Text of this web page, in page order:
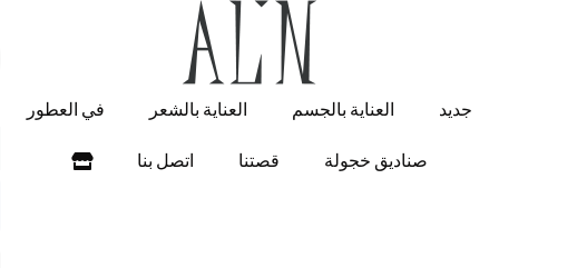
جديد العناية بالجسم العناية بالشعر في العطور
صناديق خجولة قصتنا اتصل بنا